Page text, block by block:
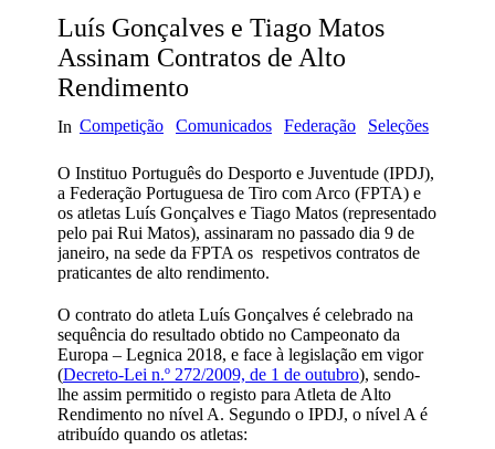
Luís Gonçalves e Tiago Matos
Assinam Contratos de Alto
Rendimento
In Competição Comunicados Federação Seleções
O Instituo Português do Desporto e Juventude (IPDJ),
a Federação Portuguesa de Tiro com Arco (FPTA) e
os atletas Luís Gonçalves e Tiago Matos (representado
pelo pai Rui Matos), assinaram no passado dia 9 de
janeiro, na sede da FPTA os respetivos contratos de
praticantes de alto rendimento.
O contrato do atleta Luís Gonçalves é celebrado na
sequência do resultado obtido no Campeonato da
Europa – Legnica 2018, e face à legislação em vigor
(Decreto-Lei n.º 272/2009, de 1 de outubro), sendo-
lhe assim permitido o registo para Atleta de Alto
Rendimento no nível A. Segundo o IPDJ, o nível A é
atribuído quando os atletas: